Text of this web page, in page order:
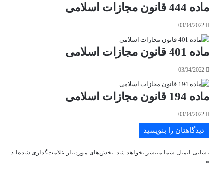
ماده 444 قانون مجازات اسلامی
03/04/2022
ماده 401 قانون مجازات اسلامی
03/04/2022
ماده 194 قانون مجازات اسلامی
03/04/2022
دیدگاهتان را بنویسید
نشانی ایمیل شما منتشر نخواهد شد. بخش‌های موردنیاز علامت‌گذاری شده‌اند
*